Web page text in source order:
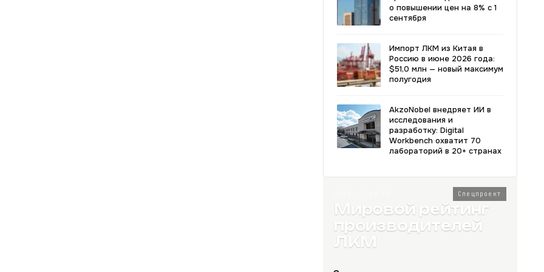
о повышении цен на 8% с 1
сентября
Импорт ЛКМ из Китая в
Россию в июне 2026 года:
$51,0 млн — новый максимум
полугодия
AkzoNobel внедряет ИИ в
исследования и
разработку: Digital
Workbench охватит 70
лабораторий в 20+ странах
Спецпроект
Мировой рейтинг
производителей
ЛКМ